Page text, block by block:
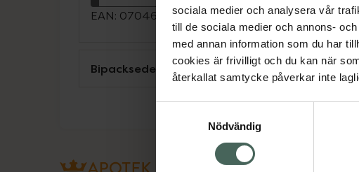
sociala medier och analysera vår
till de sociala medier och annons-
med annan information som du har
cookies är frivilligt och du kan när
återkallat samtycke påverkar inte
Nödvändig
EAN: 07046265835189
Bipacksedel från FASS